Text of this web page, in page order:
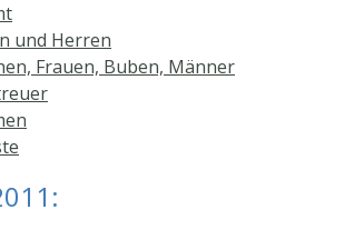
und Herren
Frauen, Buben, Männer